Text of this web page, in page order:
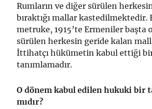
Rumların ve diğer sürülen
bıraktığı mallar kastedilmektedir.
metruke, 1915’te Ermeniler başta
sürülen herkesin geride kalan
İttihatçı hükümetin kabul ettiği
tanımlamadır.
O dönem kabul edilen hukuki bir
mıdır?